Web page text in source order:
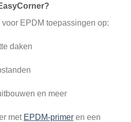
EPDM toepassingen op:
daken
en meer
met EPDM-primer en een